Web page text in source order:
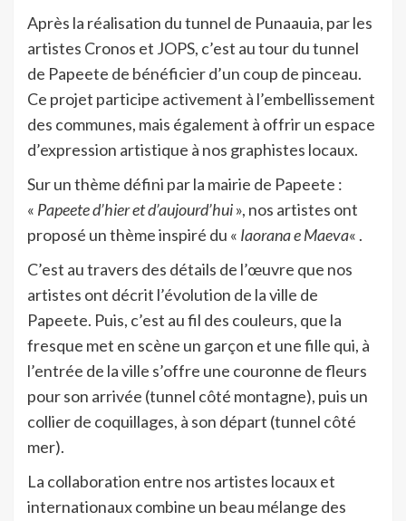
Après la réalisation du tunnel de Punaauia, par les
artistes Cronos et JOPS, c’est au tour du tunnel
de Papeete de bénéficier d’un coup de pinceau.
Ce projet participe activement à l’embellissement
des communes, mais également à offrir un espace
d’expression artistique à nos graphistes locaux.
Sur un thème défini par la mairie de Papeete :
« Papeete d’hier et d’aujourd’hui», nos artistes ont
proposé un thème inspiré du « Iaorana e Maeva« .
C’est au travers des détails de l’œuvre que nos
artistes ont décrit l’évolution de la ville de
Papeete. Puis, c’est au fil des couleurs, que la
fresque met en scène un garçon et une fille qui, à
l’entrée de la ville s’offre une couronne de fleurs
pour son arrivée (tunnel côté montagne), puis un
collier de coquillages, à son départ (tunnel côté
mer).
La collaboration entre nos artistes locaux et
internationaux combine un beau mélange des